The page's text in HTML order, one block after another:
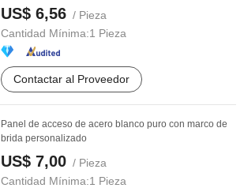
US$ 6,56 / Pieza
Cantidad Mínima:1 Pieza
Contactar al Proveedor
Panel de acceso de acero blanco puro con marco de
brida personalizado
US$ 7,00 / Pieza
Cantidad Mínima:1 Pieza